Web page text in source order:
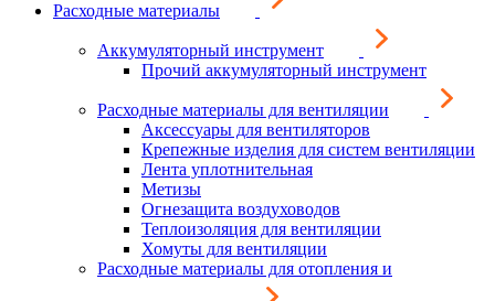
Расходные материалы
Аккумуляторный инструмент
Прочий аккумуляторный инструмент
Расходные материалы для вентиляции
Аксессуары для вентиляторов
Крепежные изделия для систем вентиляции
Лента уплотнительная
Метизы
Огнезащита воздуховодов
Теплоизоляция для вентиляции
Хомуты для вентиляции
Расходные материалы для отопления и